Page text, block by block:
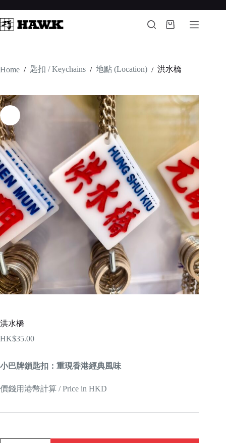
to
content
Shopping
Home / 匙扣 / Keychains / 地點 (Location) / 洪水橋
洪水橋
HK$35.00
小巴牌鎖匙扣：重現香港經典風味
價錢用港幣計算 / Price in HKD